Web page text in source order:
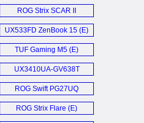
ROG Strix SCAR II
GL504GV (E)
UX533FD ZenBook 15 (E)
TUF Gaming M5 (E)
UX3410UA-GV638T
Notebook (D)
ROG Swift PG27UQ
Monitor (E)
ROG Strix Flare (E)